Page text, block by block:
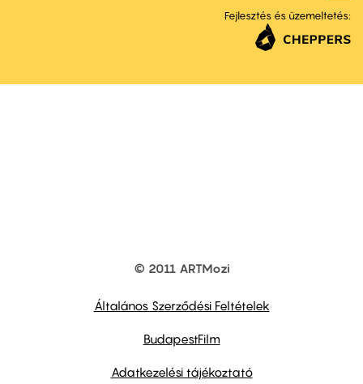
Fejlesztés és üzemeltetés:
© 2011 ARTMozi
Általános Szerződési Feltételek
BudapestFilm
Adatkezelési tájékoztató